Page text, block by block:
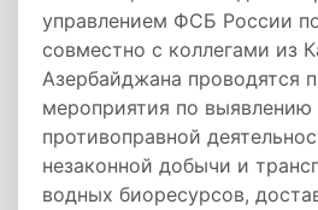
управлением ФСБ России
совместно с коллегами из
Азербайджана проводятся
мероприятия по
противоправной
незаконной добычи и
водных биоресурсов,